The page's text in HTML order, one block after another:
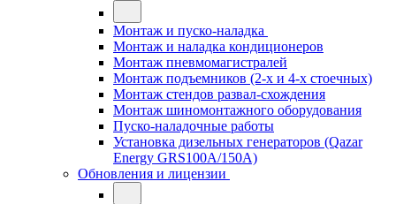
Монтаж и пуско-наладка
Монтаж и наладка кондиционеров
Монтаж пневмомагистралей
Монтаж подъемников (2-х и 4-х стоечных)
Монтаж стендов развал-схождения
Монтаж шиномонтажного оборудования
Пуско-наладочные работы
Установка дизельных генераторов (Qazar
Energy GRS100A/150A)
Обновления и лицензии